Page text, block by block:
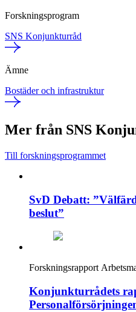
Forskningsprogram
SNS Konjunkturråd
Ämne
Bostäder och infrastruktur
Mer från SNS
Till forskningsprogrammet
SvD Debatt:
beslut”
Forskningsrapport
Konjunkturrådets